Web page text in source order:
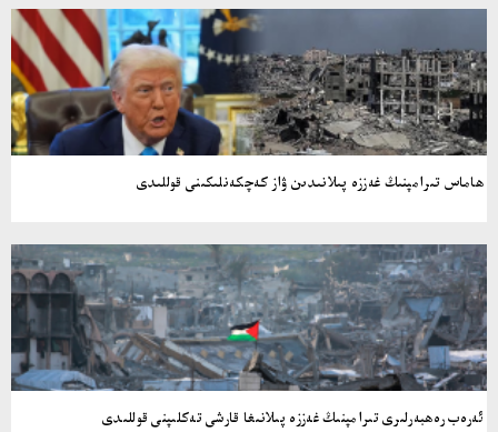
ھاماس تىرامپنىڭ غەززە پىلانىدىن ۋاز كەچكەنلىكىنى قوللىدى
ئەرەب رەھبەرلىرى تىرامپنىڭ غەززە پىلانىغا قارشى تەكلىپنى قوللىدى